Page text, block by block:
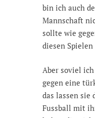
bin ich auch
Mannschaft
sollte wie
diesen Spielen
Aber soviel
gegen eine
das lassen sie
Fussball mit